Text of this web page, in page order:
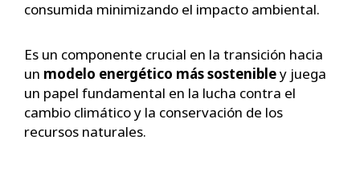
consumida minimizando el impacto ambiental.
Es un componente crucial en la transición hacia
un modelo energético más sostenibley juega
un papel fundamental en la lucha contra el
cambio climático y la conservación de los
recursos naturales.